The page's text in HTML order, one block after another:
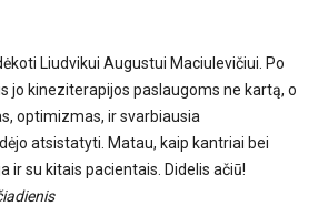
Liudvikui Augustui Maciulevičiui. Po
jo kineziterapijos paslaugoms ne kartą, o
optimizmas, ir svarbiausia
atsistatyti. Matau, kaip kantriai bei
ir su kitais pacientais. Didelis ačiū!